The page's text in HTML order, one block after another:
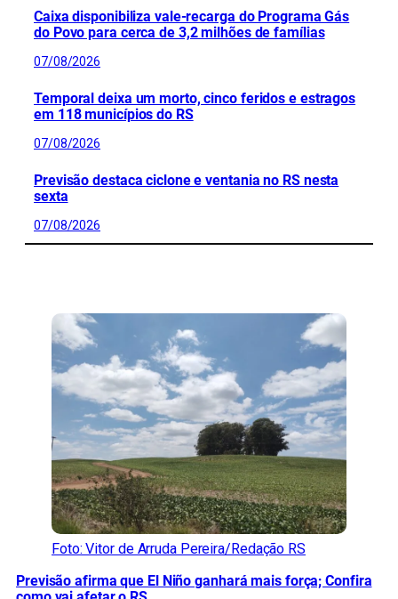
Caixa disponibiliza vale-recarga do Programa Gás
do Povo para cerca de 3,2 milhões de famílias
07/08/2026
Temporal deixa um morto, cinco feridos e estragos
em 118 municípios do RS
07/08/2026
Previsão destaca ciclone e ventania no RS nesta
sexta
07/08/2026
Foto: Vitor de Arruda Pereira/Redação RS
Previsão afirma que El Niño ganhará mais força; Confira